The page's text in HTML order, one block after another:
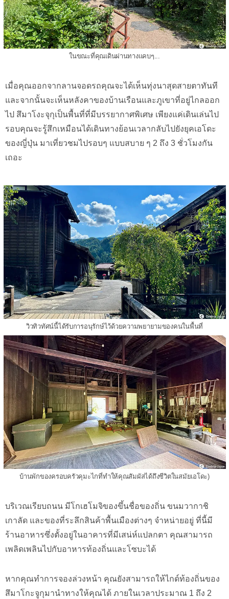
ในขณะที่คุณเดินผ่านทางแคบๆ...
เมื่อคุณออกจากลานจอดรถคุณจะได้เห็นทุ่งนาสุดสายตาทันที
และจากนั้นจะเห็นหลังคาของบ้านเรือนและภูเขาที่อยู่ไกลออก
ไป สึมาโงะจุกุเป็นพื้นที่ที่มีบรรยากาศพิเศษ เพียงแค่เดินเล่นไป
รอบคุณจะรู้สึกเหมือนได้เดินทางย้อนเวลากลับไปยังยุคเอโดะ
ของญี่ปุ่น มาเที่ยวชมไปรอบๆ แบบสบาย ๆ 2 ถึง 3 ชั่วโมงกัน
เถอะ
วิวทิวทัศน์นี้ได้รับการอนุรักษ์ไว้ด้วยความพยายามของคนในพื้นที่
บ้านพักของครอบครัวคุมะไกที่ทำให้คุณสัมผัสได้ถึงชีวิตในสมัยเอโดะ)
บริเวณเรียบถนน มีโกเฮโมจิของขึ้นชื่อของถิ่น ขนมวากาชิ
เกาลัด และของที่ระลึกสินค้าพื้นเมืองต่างๆ จำหน่ายอยู่ ที่นี้มี
ร้านอาหารซึ่งตั้งอยู่ในอาคารที่มีเสน่ห์แปลกตา คุณสามารถ
เพลิดเพลินไปกับอาหารท้องถิ่นและโซบะได้
หากคุณทำการจองล่วงหน้า คุณยังสามารถให้ไกด์ท้องถิ่นของ
สึมาโกะจูกุมานำทางให้คุณได้ ภายในเวลาประมาณ 1 ถึง 2